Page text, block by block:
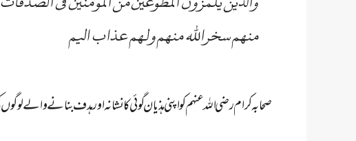
منھم سخراللہ منھم ولھم عذاب الیم
صحابہ کرام رضی اللہ عنہم کو اپنی ہذیان گوئی کا نشانہ اور ہدف بنانے والے